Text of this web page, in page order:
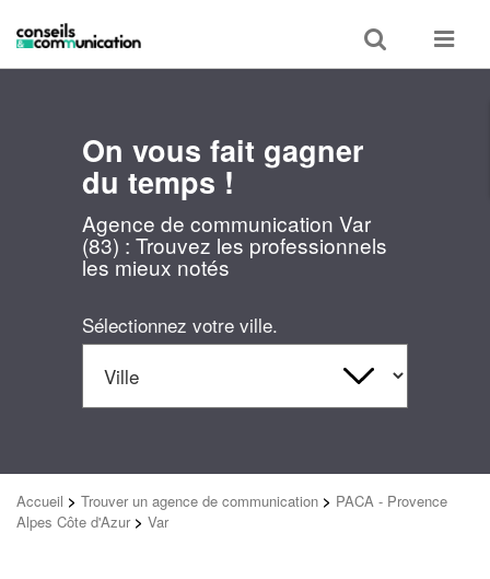
Toggle
search
Toggle
On vous fait gagner
du temps !
Agence de communication Var
(83) : Trouvez les professionnels
les mieux notés
Sélectionnez votre ville.
Accueil > Trouver un agence de communication > PACA - Provence
Alpes Côte d'Azur > Var